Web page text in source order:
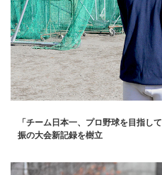
「チーム日本一、プロ野球を目指し
振の大会新記録を樹立